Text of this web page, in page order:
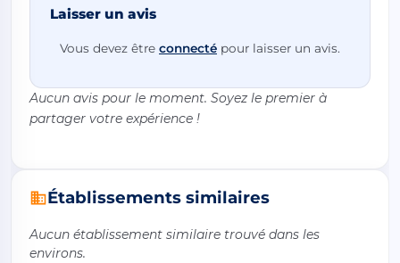
Laisser un avis
Vous devez être connecté pour laisser un avis.
Aucun avis pour le moment. Soyez le premier à
partager votre expérience !
Établissements similaires
Aucun établissement similaire trouvé dans les
environs.